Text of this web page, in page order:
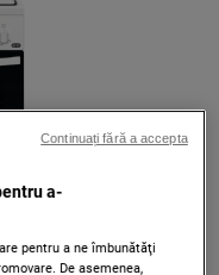
a-
pentru a ne îmbunătăţi
De asemenea,
Continuați fără a accepta